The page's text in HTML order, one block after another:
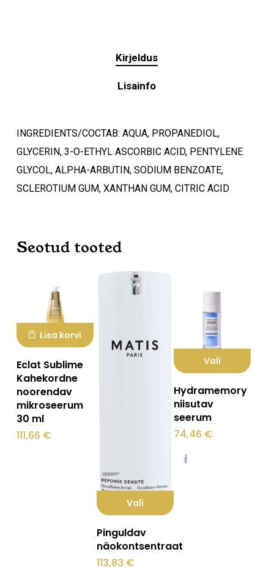
Kirjeldus
Lisainfo
INGREDIENTS/COCTAB: AQUA, PROPANEDIOL,
GLYCERIN, 3-O-ETHYL ASCORBIC ACID, PENTYLENE
GLYCOL, ALPHA-ARBUTIN, SODIUM BENZOATE,
SCLEROTIUM GUM, XANTHAN GUM, CITRIC ACID
Seotud tooted
Lisa korvi
Eclat Sublime
Kahekordne
noorendav
mikroseerum
30 ml
111,66 €
Vali
tootel
on
Pinguldav
näokontsentraat
113,83 €
Vali
tootel
on
mitu
varianti.
saab
teha
Hydramemory
niisutav
seerum
74,46 €